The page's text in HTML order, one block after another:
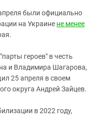
были официально
на Украине не менее
героев" в честь
и Владимира Шагарова,
25 апреля в своем
округа Андрей Зайцев.
в 2022 году,